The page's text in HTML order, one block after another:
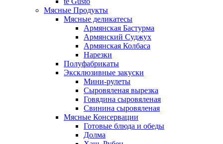
Мясные Продукты
Мясные деликатесы
Армянская Бастурма
Армянский Суджух
Армянская Колбаса
Нарезки
Полуфабрикаты
Эксклюзивные закуски
Мини-рулеты
Сыровяленая вырезка
Говядина сыровяленая
Свинина сыровяленая
Мясные Консервации
Готовые блюда и обеды
Долма